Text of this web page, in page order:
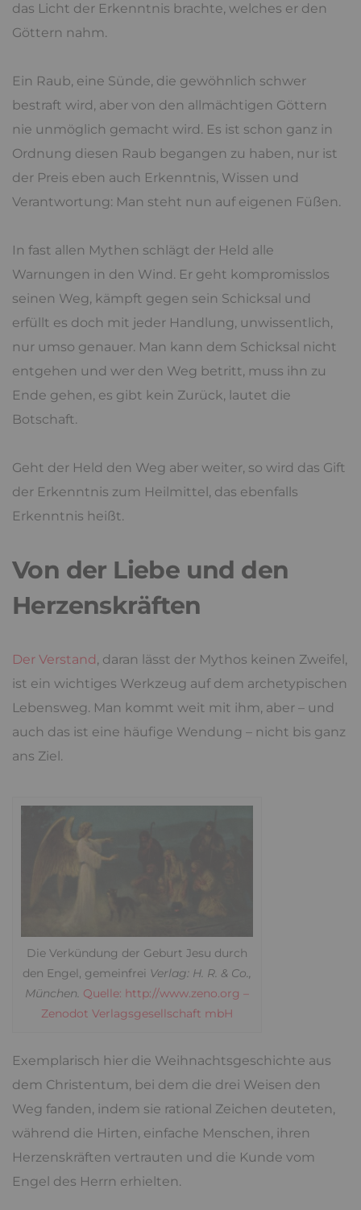
das Licht der Erkenntnis brachte, welches er den
Göttern nahm.
Ein Raub, eine Sünde, die gewöhnlich schwer
bestraft wird, aber von den allmächtigen Göttern
nie unmöglich gemacht wird. Es ist schon ganz in
Ordnung diesen Raub begangen zu haben, nur ist
der Preis eben auch Erkenntnis, Wissen und
Verantwortung: Man steht nun auf eigenen Füßen.
In fast allen Mythen schlägt der Held alle
Warnungen in den Wind. Er geht kompromisslos
seinen Weg, kämpft gegen sein Schicksal und
erfüllt es doch mit jeder Handlung, unwissentlich,
nur umso genauer. Man kann dem Schicksal nicht
entgehen und wer den Weg betritt, muss ihn zu
Ende gehen, es gibt kein Zurück, lautet die
Botschaft.
Geht der Held den Weg aber weiter, so wird das Gift
der Erkenntnis zum Heilmittel, das ebenfalls
Erkenntnis heißt.
Von der Liebe und den
Herzenskräften
Der Verstand, daran lässt der Mythos keinen Zweifel,
ist ein wichtiges Werkzeug auf dem archetypischen
Lebensweg. Man kommt weit mit ihm, aber – und
auch das ist eine häufige Wendung – nicht bis ganz
ans Ziel.
Die Verkündung der Geburt Jesu durch
den Engel, gemeinfrei Verlag: H. R. & Co.,
München. Quelle: http://www.zeno.org –
Zenodot Verlagsgesellschaft mbH
Exemplarisch hier die Weihnachtsgeschichte aus
dem Christentum, bei dem die drei Weisen den
Weg fanden, indem sie rational Zeichen deuteten,
während die Hirten, einfache Menschen, ihren
Herzenskräften vertrauten und die Kunde vom
Engel des Herrn erhielten.